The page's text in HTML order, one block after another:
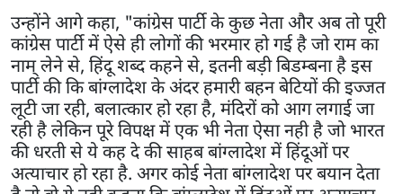
उन्होंने आगे कहा, "कांग्रेस पार्टी के कुछ नेता और अब तो पूरी
कांग्रेस पार्टी में ऐसे ही लोगों की भरमार हो गई है जो राम का
नाम् लेने से, हिंदू शब्द कहने से, इतनी बड़ी बिडम्बना है इस
पार्टी की कि बांग्लादेश के अंदर हमारी बहन बेटियों की इज्जत
लूटी जा रही, बलात्कार हो रहा है, मंदिरों को आग लगाई जा
रही है लेकिन पूरे विपक्ष में एक भी नेता ऐसा नही है जो भारत
की धरती से ये कह दे की साहब बांग्लादेश में हिंदूओं पर
अत्याचार हो रहा है. अगर कोई नेता बांग्लादेश पर बयान देता